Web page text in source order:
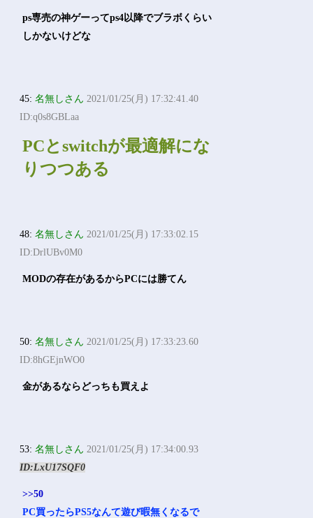
ps専売の神ゲーってps4以降でブラボくらい
しかないけどな
45:名無しさん 2021/01/25(月) 17:32:41.40
ID:q0s8GBLaa
PCとswitchが最適解にな
りつつある
48:名無しさん 2021/01/25(月) 17:33:02.15
ID:DrlUBv0M0
MODの存在があるからPCには勝てん
50:名無しさん 2021/01/25(月) 17:33:23.60
ID:8hGEjnWO0
金があるならどっちも買えよ
53:名無しさん 2021/01/25(月) 17:34:00.93
ID:LxU17SQF0
>>50
PC買ったらPS5なんて遊び暇無くなるで